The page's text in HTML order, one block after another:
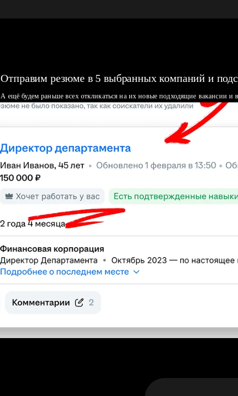
Отправим резюме в 5 выбранных компаний и
А ещё будем раньше всех откликаться на их новые подходящие вакансии и